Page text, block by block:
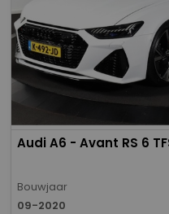
Audi A6 - Avant RS 6
Bouwjaar
09-2020